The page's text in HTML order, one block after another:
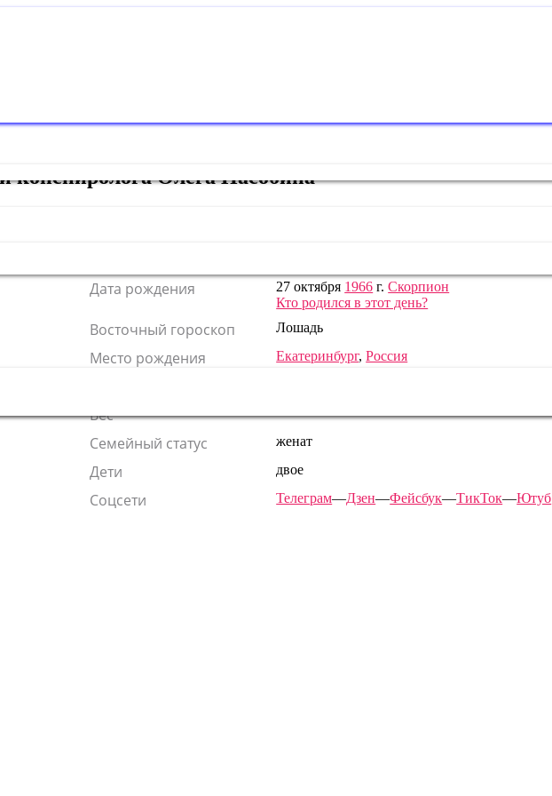
конспиролога Олега Насобина
Дата рождения 27 октября 1966 г.Скорпион
Кто родился в этот день?
Восточный гороскоп Лошадь
Место рождения Екатеринбург,Россия
Вес —
Семейный статус женат
Дети двое
Соцсети Телеграм—Дзен—Фейсбук—ТикТок—Ютуб